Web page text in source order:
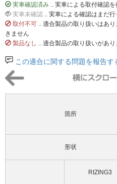
実車確認済み .. 実車による取付確認
実車未確認 .. 実車による確認はまだ
取付不可 .. 適合製品の取り扱いはあ
きません
製品なし .. 適合製品の取り扱いがあり
この適合に関する問題を報告す
箇所
形状
RIZING3